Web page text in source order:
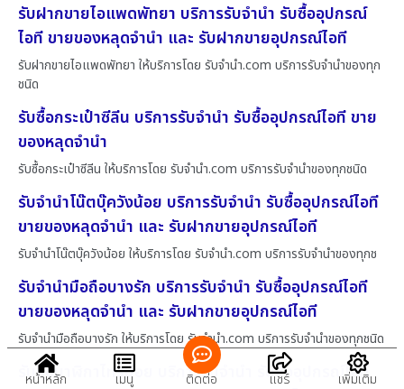
รับฝากขายไอแพดพัทยา บริการรับจำนำ รับซื้ออุปกรณ์
ไอที ขายของหลุดจำนำ และ รับฝากขายอุปกรณ์ไอที
รับฝากขายไอแพดพัทยา ให้บริการโดย รับจํานํา.com บริการรับจำนำของทุก
ชนิด
รับซื้อกระเป๋าซีลีน บริการรับจำนำ รับซื้ออุปกรณ์ไอที ขาย
ของหลุดจำนำ
รับซื้อกระเป๋าซีลีน ให้บริการโดย รับจํานํา.com บริการรับจำนำของทุกชนิด
รับจำนำโน๊ตบุ๊ควังน้อย บริการรับจำนำ รับซื้ออุปกรณ์ไอที
ขายของหลุดจำนำ และ รับฝากขายอุปกรณ์ไอที
รับจำนำโน๊ตบุ๊ควังน้อย ให้บริการโดย รับจํานํา.com บริการรับจำนำของทุกช
รับจำนำมือถือบางรัก บริการรับจำนำ รับซื้ออุปกรณ์ไอที
ขายของหลุดจำนำ และ รับฝากขายอุปกรณ์ไอที
รับจำนำมือถือบางรัก ให้บริการโดย รับจํานํา.com บริการรับจำนำของทุกชนิด
รับซื้อนาฬิกาไทรน้อย บริการรับจำนำ รับซื้ออุปกรณ์ไอที
หน้าหลัก เมนู ติดต่อ แชร์ เพิ่มเติม